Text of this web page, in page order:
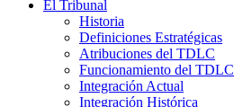
El Tribunal
Historia
Definiciones Estratégicas
Atribuciones del TDLC
Funcionamiento del TDLC
Integración Actual
Integración Histórica